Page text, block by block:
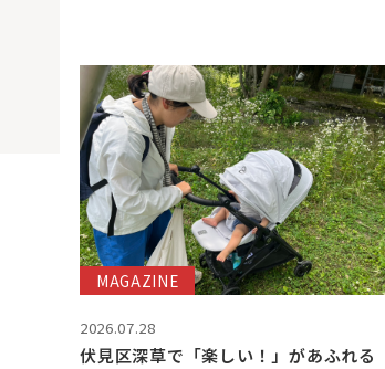
MAGAZINE
2026.07.28
伏見区深草で「楽しい！」があふれる